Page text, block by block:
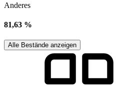
Anderes
81,63 %
Alle Bestände anzeigen